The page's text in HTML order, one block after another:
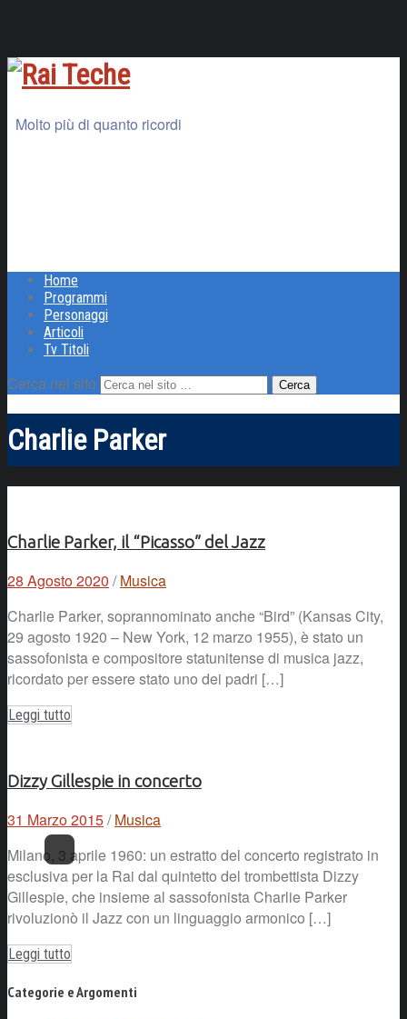
Molto più di quanto ricordi
Home
Programmi
Personaggi
Articoli
Tv Titoli
Cerca nel sito
Charlie Parker
Charlie Parker, il “Picasso” del Jazz
28 Agosto 2020 / Musica
Charlie Parker, soprannominato anche “Bird” (Kansas City,
29 agosto 1920 – New York, 12 marzo 1955), è stato un
sassofonista e compositore statunitense di musica jazz,
ricordato per essere stato uno dei padri […]
Leggi tutto
Dizzy Gillespie in concerto
31 Marzo 2015/ Musica
Milano, 3 aprile 1960: un estratto del concerto registrato in
esclusiva per la Rai dal quintetto del trombettista Dizzy
Gillespie, che insieme al sassofonista Charlie Parker
rivoluzionò il Jazz con un linguaggio armonico […]
Leggi tutto
Categorie e Argomenti